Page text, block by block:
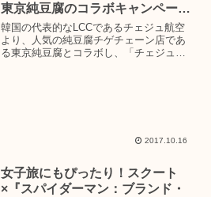
東京純豆腐のコラボキャンペーン
開催中！
韓国の代表的なLCCであるチェジュ航空
より、人気の純豆腐チゲチェーン店であ
る東京純豆腐とコラボし、「チェジュ航
2017.10.16
女子旅にもぴったり！スクート
×『スパイダーマン：ブランド・